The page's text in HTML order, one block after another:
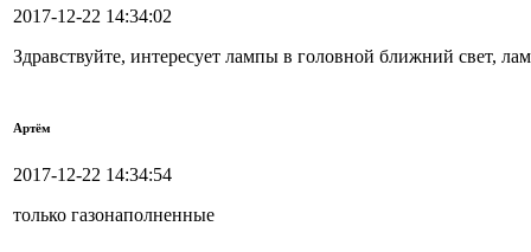
2017-12-22 14:34:02
Здравствуйте, интересует лампы в головной ближний свет,
Артём
2017-12-22 14:34:54
только газонаполненные